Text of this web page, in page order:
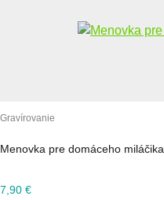
Gravírovanie
Menovka pre domáceho miláčika
7,90 €